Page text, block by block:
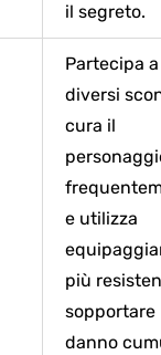
il segreto.
Partecipa a
diversi
cura il
e utilizza
più
sopportare
danno